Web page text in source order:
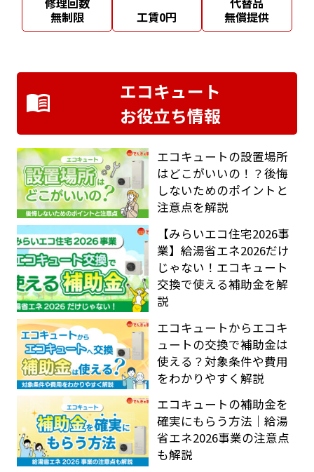
無制限
工賃0円
無償提供
エコキュート
お役立ち情報
エコキュートの設置場所
はどこがいいの！？後悔
しないためのポイントと
注意点を解説
【みらいエコ住宅2026事
業】給湯省エネ2026だけ
じゃない！エコキュート
交換で使える補助金を解
説
エコキュートからエコキ
ュートの交換で補助金は
使える？対象条件や費用
をわかりやすく解説
エコキュートの補助金を
確実にもらう方法｜給湯
省エネ2026事業の注意点
も解説